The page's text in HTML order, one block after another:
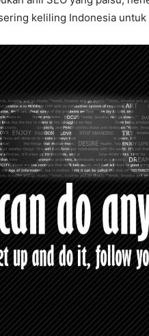
keliling Indonesia untuk